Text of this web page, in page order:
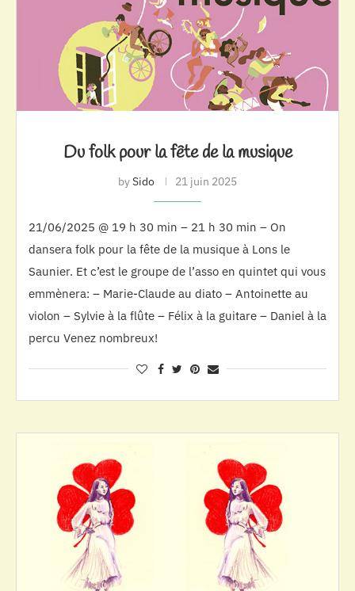
Du folk pour la fête de la musique
bySido 21 juin 2025
21/06/2025 @ 19 h 30 min – 21 h 30 min – On
dansera folk pour la fête de la musique à Lons le
Saunier. Et c’est le groupe de l’asso en quintet qui vous
emmènera: – Marie-Claude au diato – Antoinette au
violon – Sylvie à la flûte – Félix à la guitare – Daniel à la
percu Venez nombreux!